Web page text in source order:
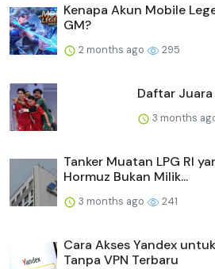
Kenapa Akun Mobile
GM?
2 months ago 295
Daftar
3 months
Tanker Muatan LPG RI
Hormuz Bukan Milik...
3 months ago 241
Cara Akses Yandex
Tanpa VPN Terbaru